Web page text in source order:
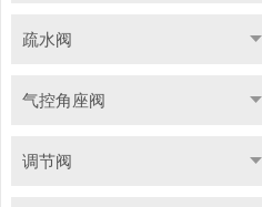
疏水阀
气控角座阀
调节阀